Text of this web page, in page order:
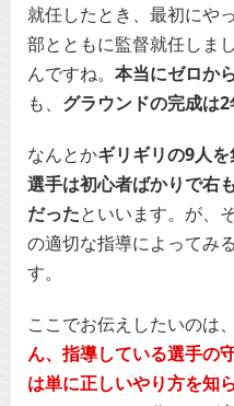
就任したとき、最初にや
部とともに監督就任しま
んですね。 本当にゼロか
も、 グラウンドの完成は2
なんとかギリギリの9人を
選手は初心者ばかりで右
だったといいます。が、
の適切な指導によってみ
す。
ここでお伝えしたいのは、
ん、指導している選手の
は単に正しいやり方を知